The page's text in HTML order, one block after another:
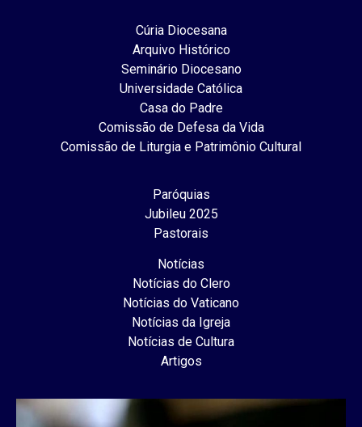
Cúria Diocesana
Arquivo Histórico
Seminário Diocesano
Universidade Católica
Casa do Padre
Comissão de Defesa da Vida
Comissão de Liturgia e Patrimônio Cultural
Paróquias
Jubileu 2025
Pastorais
Notícias
Notícias do Clero
Notícias do Vaticano
Notícias da Igreja
Notícias de Cultura
Artigos